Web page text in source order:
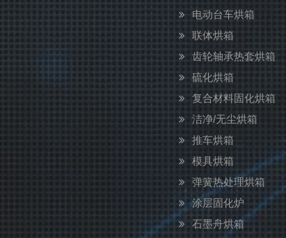
电动台车烘箱
联体烘箱
齿轮轴承热套烘箱
硫化烘箱
复合材料固化烘箱
洁净/无尘烘箱
推车烘箱
模具烘箱
弹簧热处理烘箱
涂层固化炉
石墨舟烘箱